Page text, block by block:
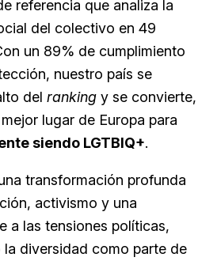
referencia que analiza la
del colectivo en 49
un 89% de cumplimiento
nuestro país se
del ranking y se convierte,
lugar de Europa para
siendo LGTBIQ+.
transformación profunda
activismo y una
a las tensiones políticas,
diversidad como parte de